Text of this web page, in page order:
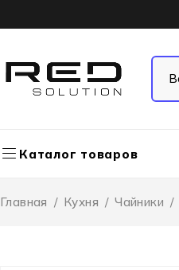
Каталог товаров
Главная / Кухня / Чайники /